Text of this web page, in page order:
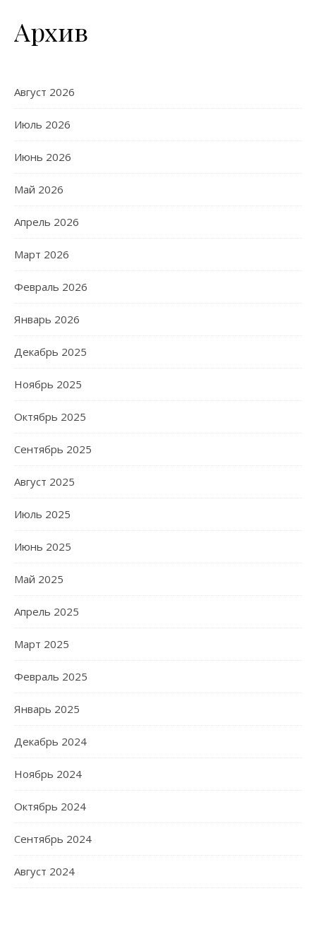
Архив
Август 2026
Июль 2026
Июнь 2026
Май 2026
Апрель 2026
Март 2026
Февраль 2026
Январь 2026
Декабрь 2025
Ноябрь 2025
Октябрь 2025
Сентябрь 2025
Август 2025
Июль 2025
Июнь 2025
Май 2025
Апрель 2025
Март 2025
Февраль 2025
Январь 2025
Декабрь 2024
Ноябрь 2024
Октябрь 2024
Сентябрь 2024
Август 2024